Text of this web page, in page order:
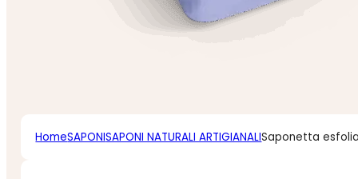
HomeSAPONISAPONI NATURALI ARTIGIANALISaponetta